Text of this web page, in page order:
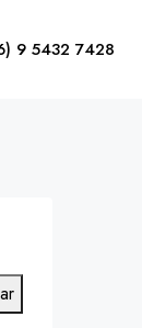
9 5432 7428